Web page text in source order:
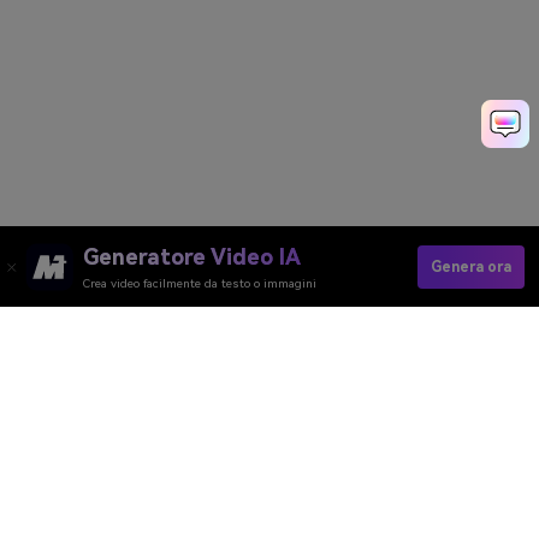
Generatore Video IA
Crea video facilmente da testo o immagini
Genera ora